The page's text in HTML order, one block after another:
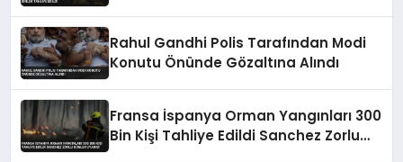
Rahul Gandhi Polis Tarafından Modi
Konutu Önünde Gözaltına Alındı
Fransa İspanya Orman Yangınları 300
Bin Kişi Tahliye Edildi Sanchez Zorlu